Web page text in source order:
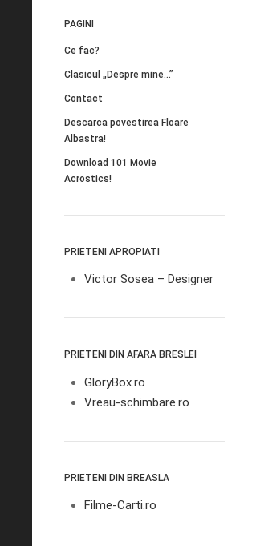
PAGINI
Ce fac?
Clasicul „Despre mine…”
Contact
Descarca povestirea Floare
Albastra!
Download 101 Movie
Acrostics!
PRIETENI APROPIATI
Victor Sosea – Designer
PRIETENI DIN AFARA BRESLEI
GloryBox.ro
Vreau-schimbare.ro
PRIETENI DIN BREASLA
Filme-Carti.ro